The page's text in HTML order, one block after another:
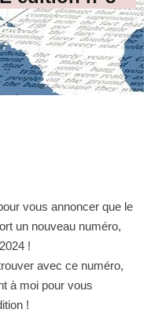
vous annoncer que le
un nouveau numéro,
!
avec ce numéro,
à moi pour vous
!